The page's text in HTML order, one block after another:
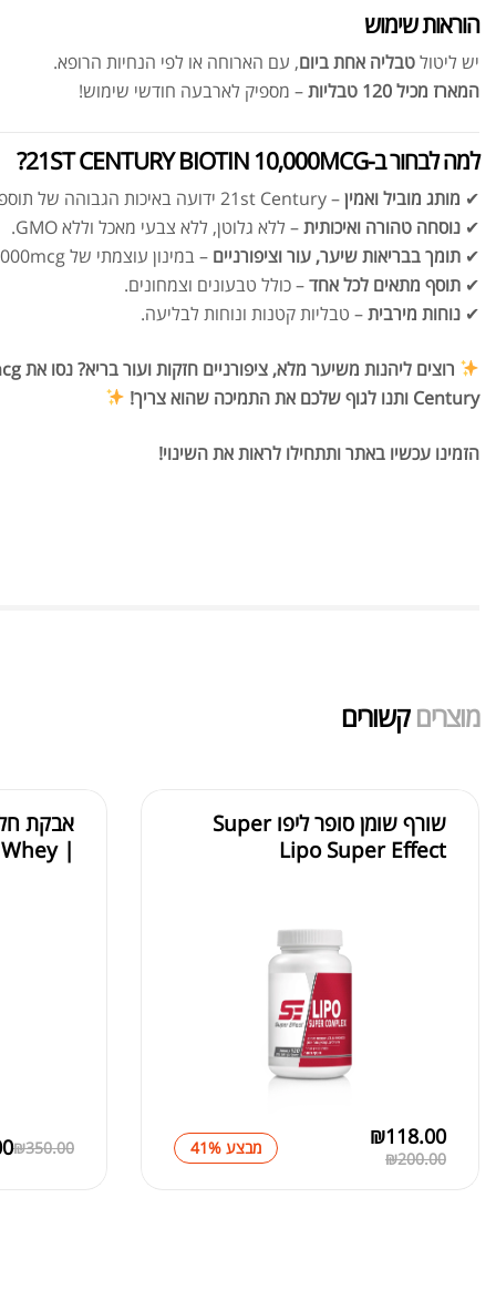
הוראות שימוש
יש ליטולטבליה אחת ביום, עם הארוחה או לפי הנחיות הרופא.
המארז מכיל 120 טבליות
– מספיק לארבעה חודשי שימוש!
למה לבחור ב-21ST CENTURY BIOTIN 10,000MCG?
✔ מותג מוביל ואמין– 21st Century ידועה באיכות הגבוהה של תוספי התזונה שלה.
✔ נוסחה טהורה ואיכותית– ללא גלוטן, ללא צבעי מאכל וללא GMO.
✔ תומך בבריאות שיער, עור וציפורניים – במינון עוצמתי של 10,000mcg.
✔ תוסף מתאים לכל אחד– כולל טבעונים וצמחונים.
✔ נוחות מירבית– טבליות קטנות ונוחות לבליעה.
Century ותנו לגוף שלכם את התמיכה שהוא צריך!
הזמינו עכשיו באתר ותתחילו לראות את השינוי!
מוצרים קשורים
שורף שומן סופר ליפו Super
Lipo Super Effect
₪200.00
₪118.00 מבצע 41%
אבקת
| MP Combat 100% Whey
₪350.00